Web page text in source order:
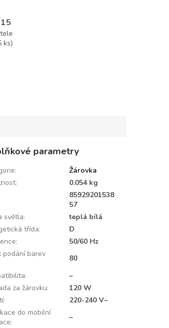
W
ks)
parametry
:
Žárovka
:
0.054 kg
85929201538
57
světla:
teplá bílá
třída:
D
:
50/60 Hz
podání barev
80
:
–
za žárovku:
120 W
:
220-240 V~
do mobilní
:
–